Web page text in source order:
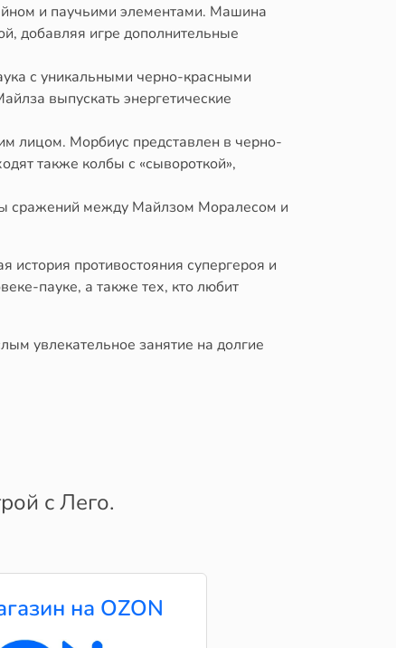
и паучьими элементами. Машина
добавляя игре дополнительные
с уникальными черно-красными
выпускать энергетические
лицом. Морбиус представлен в черно-
также колбы с «сывороткой»,
сражений между Майлзом Моралесом и
история противостояния супергероя и
пауке, а также тех, кто любит
увлекательное занятие на долгие
с Лего.
на OZON